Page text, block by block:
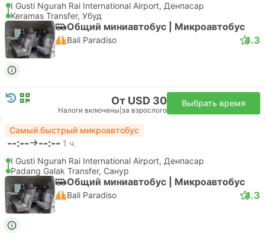
I Gusti Ngurah Rai International Airport, Денпасар
Keramas Transfer, Убуд
Общий миниавтобус | Микроавтобус
Bali Paradiso 4.3
От USD 30
Налоги включены за взрослого
Выбрать время
Самый быстрый микроавтобус
--:-- --:-- 1 ч.
I Gusti Ngurah Rai International Airport, Денпасар
Padang Galak Transfer, Санур
Общий миниавтобус | Микроавтобус
Bali Paradiso 4.3